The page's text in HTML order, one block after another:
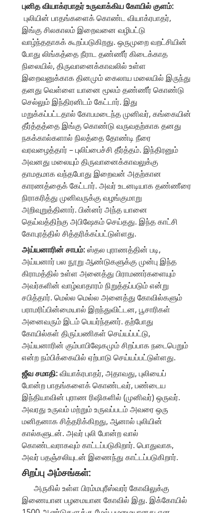
புனித வியாக்ரபாதர் உருவாக்கிய கோயில் குளம்:
புலியின் பாதங்களைக் கொண்ட வியாக்ரபாதர்,
இங்கு சிலகாலம் இறைவனை வழிபட்டு
வாழ்ந்ததாகக் கூறப்படுகிறது. ஒருமுறை வறட்சியின்
போது லிங்கத்தை நீராட தண்ணீர் கிடைக்காத
நிலையில், திருவானைக்காவலில் உள்ள
இறைவனுக்காக தினமும் கைலாய மலையில் இருந்து
தனது வெள்ளை யானை மூலம் தண்ணீர் கொண்டு
செல்லும் இந்திரனிடம் கேட்டார். இது
மறுக்கப்பட்டதால் கோபமடைந்த முனிவர், கங்கையின்
தீர்த்தத்தை இங்கு கொண்டு வருவதற்காக தனது
நகக்கால்களால் நிலத்தை தோண்டி நீரை
வரவழைத்தார் – புலிப்பைச்சி தீர்த்தம். இந்திரனும்
அவனது மலையும் திருவானைக்காவலுக்கு
தாமதமாக வந்தபோது இறைவன் அதற்கான
காரணத்தைக் கேட்டார். ​​அவர் உடனடியாக தண்ணீரை
நிராகரித்து முனிவருக்கு வழங்குமாறு
அறிவுறுத்தினார். பின்னர் அந்த யானை
தெய்வத்திற்கு அபிஷேகம் செய்தது. இந்த காட்சி
கோபுரத்தில் சித்தரிக்கப்பட்டுள்ளது.
அய்யனாரின் சாபம்:ஸ்தல புராணத்தின் படி,
அய்யனார் பல நூறு ஆண்டுகளுக்கு முன்பு இந்த
கிராமத்தில் உள்ள அனைத்து பிராமணர்களையும்
அவர்களின் வாழ்வாதாரம் நிறுத்தப்படும் என்று
சபித்தார். மெல்ல மெல்ல அனைத்து கோவில்களும்
பராமரிப்பின்மையால் இறந்துவிட்டன, பூசாரிகள்
அனைவரும் இடம் பெயர்ந்தனர். தற்போது
கோயில்கள் திருப்பணிகள் செய்யப்பட்டு,
அய்யனாரின் கும்பாபிஷேகமும் சிறப்பாக நடைபெறும்
என்ற நம்பிக்கையில் ஏற்பாடு செய்யப்பட்டுள்ளது.
ஜீவ சமாதி:வியாக்ரபாதர், அதாவது, புலியைப்
போன்ற பாதங்களைக் கொண்டவர், பண்டைய
இந்தியாவின் புராண ரிஷிகளில் (முனிவர்) ஒருவர்.
அவரது உருவம் மற்றும் உருவப்படம் அவரை ஒரு
மனிதனாக சித்தரிக்கிறது, ஆனால் புலியின்
கால்களுடன். அவர் புலி போன்ற வால்
கொண்டவராகவும் காட்டப்படுகிறார். பொதுவாக,
அவர் பதஞ்சலியுடன் இணைந்து காட்டப்படுகிறார்.
சிறப்பு அம்சங்கள்:
அருகில் உள்ள பிரம்மபுரீஸ்வரர் கோவிலுக்கு
இணையான பழமையான கோவில் இது. இக்கோயில்